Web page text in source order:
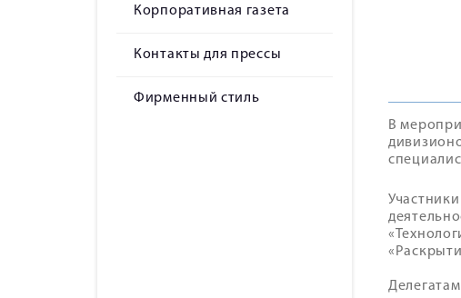
Корпоративная газета
Контакты для прессы
Фирменный стиль
В